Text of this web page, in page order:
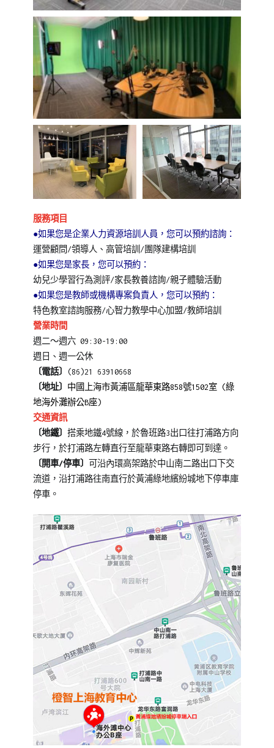
服務項目
●如果您是企業人力資源培訓人員，您可以預約諮詢：
運營顧問/領導人、高管培訓/團隊建構培訓
●如果您是家長，您可以預約：
幼兒少學習行為測評/家長教養諮詢/親子體驗活動
●如果您是教師或機構專案負責人，您可以預約：
特色教室諮詢服務/心智力教學中心加盟/教師培訓
營業時間
週二～週六 09:30-19:00
週日、週一公休
〔電話〕 (86)21 63910668
〔地址〕 中國上海市黃浦區龍華東路858號1502室 (綠
地海外灘辦公B座)
交通資訊
〔地鐵〕 搭乘地鐵4號線，於魯班路3出口往打浦路方向
步行，於打浦路左轉直行至龍華東路右轉即可到達。
〔開車/停車〕
可沿內環高架路於中山南二路出口下交
流道，沿打浦路往南直行於黃浦綠地繽紛城地下停車庫
停車。